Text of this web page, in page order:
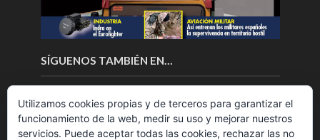
SÍGUENOS TAMBIÉN EN…
Utilizamos cookies propias y de terceros para garantizar el
funcionamiento de la web, medir su uso y mejorar nuestros
servicios. Puede aceptar todas las cookies, rechazar las no